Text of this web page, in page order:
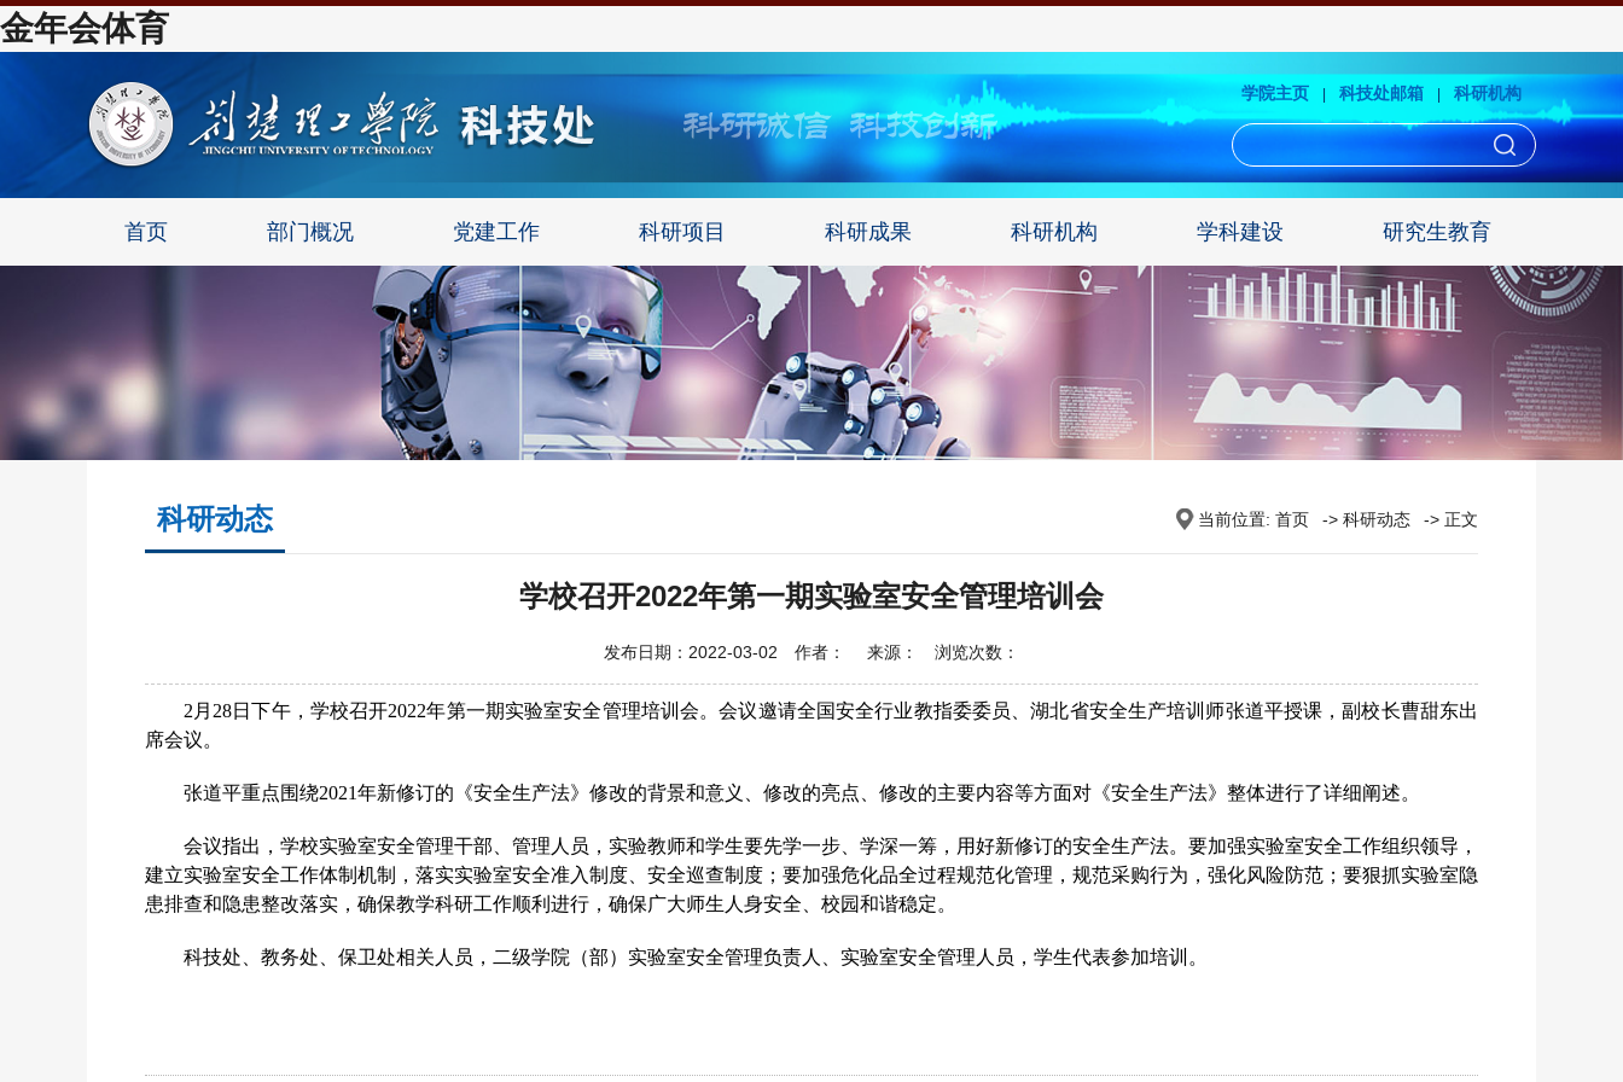
金年会体育
学院主页 | 科技处邮箱 | 科研机构
首页 部门概况 党建工作 科研项目 科研成果 科研机构 学科建设 研究生教育
科研动态 当前位置: 首页 -> 科研动态 -> 正文
学校召开2022年第一期实验室安全管理培训会
发布日期：2022-03-02 作者： 来源： 浏览次数：
2月28日下午，学校召开2022年第一期实验室安全管理培训会。会议邀请全国安全行业教指委委员、湖北省安全生产培训师张道平授课，副校长曹甜东出
席会议。
张道平重点围绕2021年新修订的《安全生产法》修改的背景和意义、修改的亮点、修改的主要内容等方面对《安全生产法》整体进行了详细阐述。
会议指出，学校实验室安全管理干部、管理人员，实验教师和学生要先学一步、学深一筹，用好新修订的安全生产法。要加强实验室安全工作组织领导，
建立实验室安全工作体制机制，落实实验室安全准入制度、安全巡查制度；要加强危化品全过程规范化管理，规范采购行为，强化风险防范；要狠抓实验室隐
患排查和隐患整改落实，确保教学科研工作顺利进行，确保广大师生人身安全、校园和谐稳定。
科技处、教务处、保卫处相关人员，二级学院（部）实验室安全管理负责人、实验室安全管理人员，学生代表参加培训。